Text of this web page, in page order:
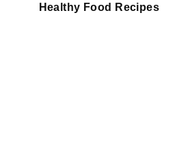
Healthy Food Recipes